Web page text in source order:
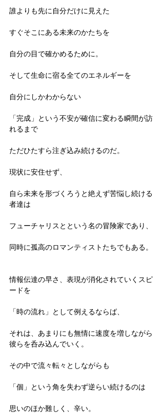
誰よりも先に自分だけに見えた
すぐそこにある未来のかたちを
自分の目で確かめるために。
そして生命に宿る全てのエネルギーを
自分にしかわからない
「完成」という不安が確信に変わる瞬間が訪
れるまで
ただひたすら注ぎ込み続けるのだ。
現状に安住せず、
自ら未来を形づくろうと絶えず苦悩し続ける
者達は
フューチャリスとという名の冒険家であり、
同時に孤高のロマンティストたちでもある。
情報伝達の早さ、表現が消化されていくスピ
ードを
「時の流れ」として例えるならば、
それは、あまりにも無情に速度を増しながら
彼らを呑み込んでいく。
その中で流々転々としながらも
「個」という角を失わず逆らい続けるのは
思いのほか難しく、辛い。